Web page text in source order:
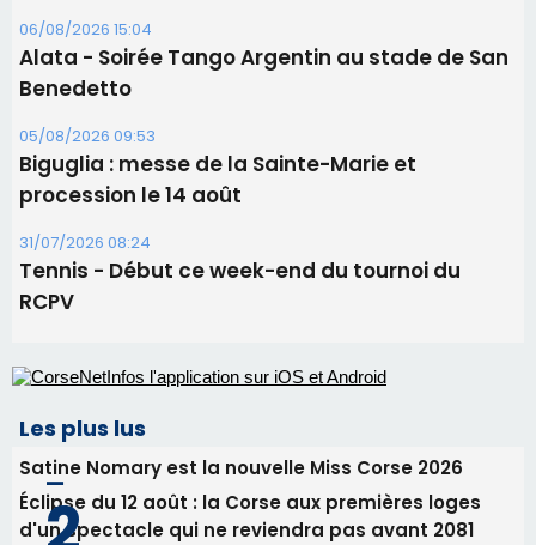
RCPV
Les plus lus
Satine Nomary est la nouvelle Miss Corse 2026
d'un spectacle qui ne reviendra pas avant 2081
Éclipse du 12 août : Où s'installer en Corse pour
profiter pleinement du spectacle ?
consommation en recul dans les restaurants
face à une nouvelle escroquerie au faux vendeur de
vin
Newsletter